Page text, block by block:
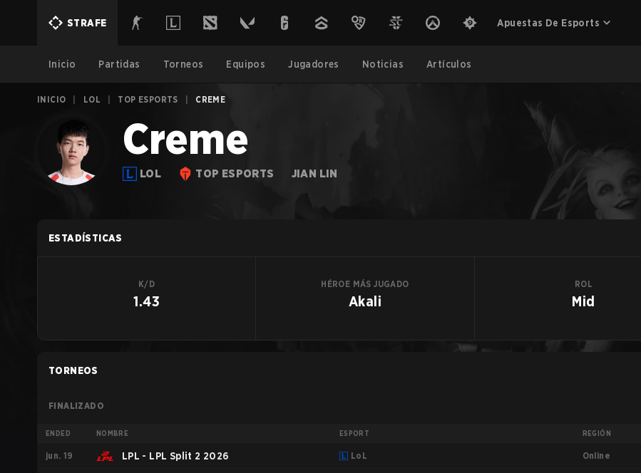
STRAFE Apuestas De Esports
Inicio Partidas Torneos Equipos Jugadores Noticias Artículos
INICIO LOL TOP ESPORTS CREME
Creme
LOL TOP ESPORTS JIAN LIN
ESTADÍSTICAS
K/D
1.43
HÉROE MÁS JUGADO
Akali
ROL
Mid
TORNEOS
FINALIZADO
ENDED NOMBRE ESPORT REGIÓN
jun. 19 LPL - LPL Split 2 2026 LoL Online